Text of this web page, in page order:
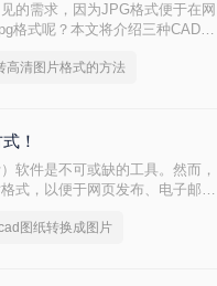
的需求，因为JPG格式便于在网
格式呢？本文将介绍三种CAD转
高清图片格式的方法
！
软件是不可或缺的工具。然而，
式，以便于网页发布、电子邮件
图纸转换成图片